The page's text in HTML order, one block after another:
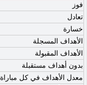
فوز
تعادل
خسارة
الأهداف المسجلة
الأهداف المقبولة
بدون أهداف مستقبلة
معدل الأهداف في كل مباراة